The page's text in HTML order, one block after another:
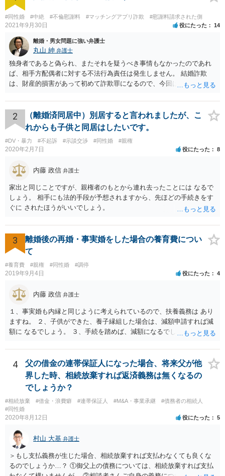
#同性婚 #中絶 #不倫慰謝料 #マッチングアプリ詐欺 #慰謝料請求された側
2021年9月30日 役にたった 14
離婚・男女問題に強い弁護士
丸山 紳 弁護士
独身者であると偽られ、またそれを疑うべき事情もなかったのであれ
ば、相手方配偶者に対する不法行為責任は発生しません。 結婚詐欺
は、財産的損害があって初めて詐欺罪になるので、今回は該当しませ
であることを知っていれば交際しなかったといえる場合に、慰謝料請
求が可能です。 LINEなどで、結婚を当然の前提にした関係だったこと
を立証できる場合は、請求は可能と考えます。
2
（離婚済同居中）別居すると言われましたが、こ
れからも子供と同居はしたいです。
#DV・暴力 #不起訴 #示談交渉 #同性婚 #親権
2020年2月7日 役にたった 8
内藤 政信 弁護士
家出と同じことですが、親権者のもとから連れ去ったことには なるで
しょう。 相手にも法的手段が予想されますから、先ほどの手続きをす
ぐに されたほうがいいでしょう。
3
離婚後の再婚・事実婚をした場合の養育費につい
て
#養育費 #親権 #同性婚 #調停
2019年9月4日 役にたった 4
内藤 政信 弁護士
１、事実婚も内縁と同じように考えられているので、扶養義務は あり
ますね。 ２、子供ができた、養子縁組した場合は、減額申請すれば減
額に なるでしょう。 ３、手続を踏めば、減額になるでしょう。 ４、
しょう。 いろいろ議論のあるところですが、実務は上記のような運用
でしょう。
4
父の借金の連帯保証人になった場合、将来父が他
界した時、相続放棄すれば返済義務は無くなるの
でしょうか？
#相続放棄 #借金・浪費癖 #連帯保証人 #M&A・事業承継
#債務者の相続人
#同性婚
2020年8月12日 役にたった 5
村山 大基 弁護士
＞もし支払義務が生じた場合、相続放棄すれば支払わなくても良くな
るのでしょうか…？ ①御父上の債務については、相続放棄すれば支払